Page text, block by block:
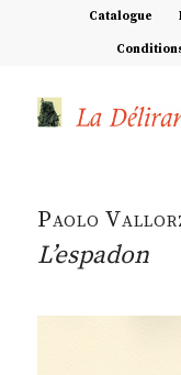
Catalogue
Paolo
L’espadon